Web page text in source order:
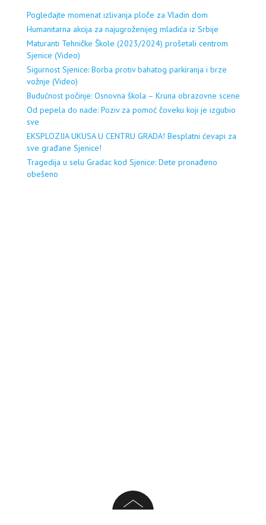
Pogledajte momenat izlivanja ploče za Vladin dom
Humanitarna akcija za najugroženijeg mladića iz Srbije
Maturanti Tehničke Škole (2023/2024) prošetali centrom
Sjenice (Video)
Sigurnost Sjenice: Borba protiv bahatog parkiranja i brze
vožnje (Video)
Budućnost počinje: Osnovna škola – Kruna obrazovne scene
Od pepela do nade: Poziv za pomoć čoveku koji je izgubio
sve
EKSPLOZIJA UKUSA U CENTRU GRADA! Besplatni ćevapi za
sve građane Sjenice!
Tragedija u selu Gradac kod Sjenice: Dete pronađeno
obešeno